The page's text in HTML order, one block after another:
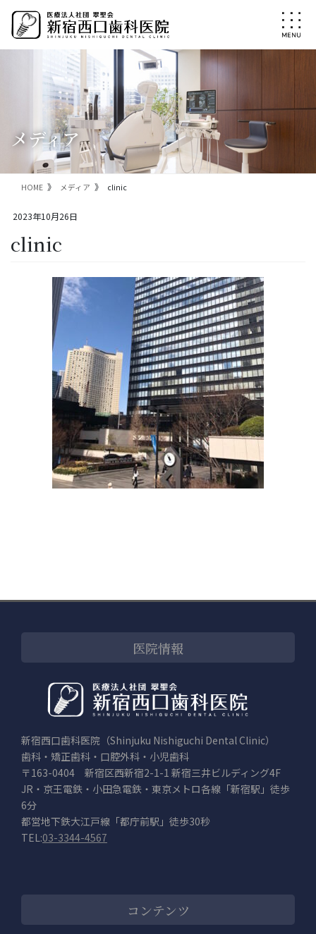
ン
ー
メディア
HOME メディア clinic
2023年10月26日
clinic
医院情報
新宿西口歯科医院（Shinjuku Nishiguchi Dental Clinic）
歯科・矯正歯科・口腔外科・小児歯科
〒163-0404 新宿区西新宿2-1-1 新宿三井ビルディング4F
JR・京王電鉄・小田急電鉄・東京メトロ各線「新宿駅」徒歩
6分
都営地下鉄大江戸線「都庁前駅」徒歩30秒
TEL:03-3344-4567
コンテンツ